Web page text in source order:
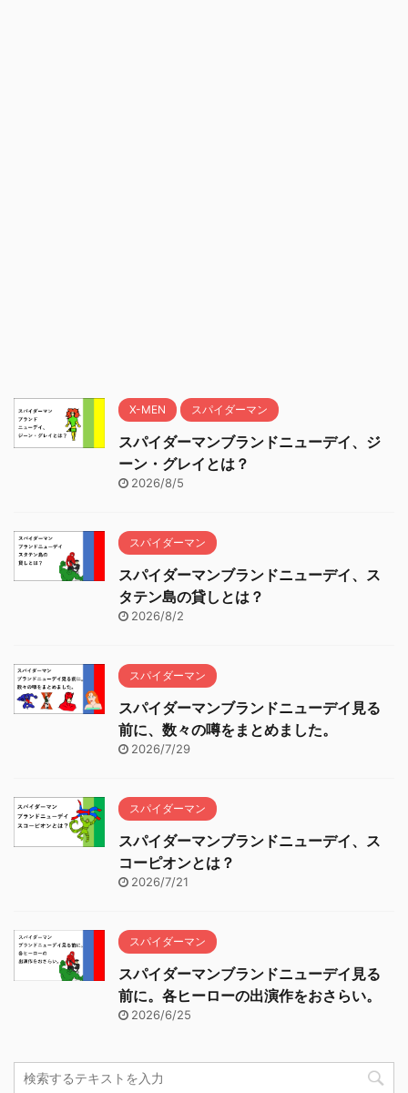
X-MEN スパイダーマン
スパイダーマンブランドニューデイ、ジ
ーン・グレイとは？
2026/8/5
スパイダーマン
スパイダーマンブランドニューデイ、ス
タテン島の貸しとは？
2026/8/2
スパイダーマン
スパイダーマンブランドニューデイ見る
前に、数々の噂をまとめました。
2026/7/29
スパイダーマン
スパイダーマンブランドニューデイ、ス
コーピオンとは？
2026/7/21
スパイダーマン
スパイダーマンブランドニューデイ見る
前に。各ヒーローの出演作をおさらい。
2026/6/25